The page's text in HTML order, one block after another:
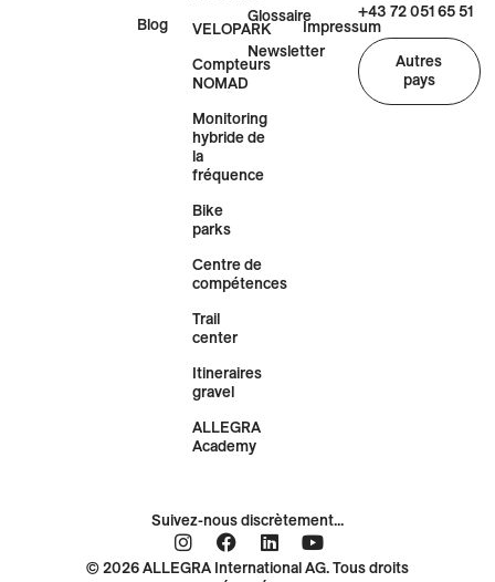
Blog
VELOPARK
Compteurs
NOMAD
Monitoring
hybride de
la
fréquence
Bike
parks
Centre de
compétences
Trail
center
Itineraires
gravel
ALLEGRA
Academy
Glossaire
Newsletter
Impressum
+43 72 051 65 51
Autres
pays
Suivez-nous discrètement...
© 2026 ALLEGRA International AG. Tous droits